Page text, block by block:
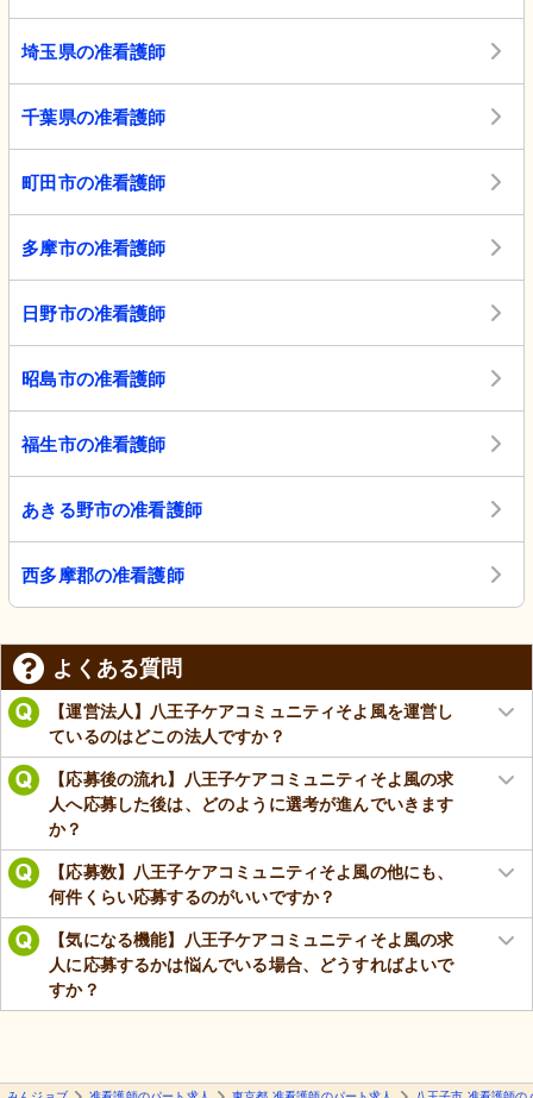
埼玉県の准看護師
千葉県の准看護師
町田市の准看護師
多摩市の准看護師
日野市の准看護師
昭島市の准看護師
福生市の准看護師
あきる野市の准看護師
西多摩郡の准看護師
よくある質問
【運営法人】八王子ケアコミュニティそよ風を運営し
ているのはどこの法人ですか？
【応募後の流れ】八王子ケアコミュニティそよ風の求
人へ応募した後は、どのように選考が進んでいきます
か？
【応募数】八王子ケアコミュニティそよ風の他にも、
何件くらい応募するのがいいですか？
【気になる機能】八王子ケアコミュニティそよ風の求
人に応募するかは悩んでいる場合、どうすればよいで
すか？